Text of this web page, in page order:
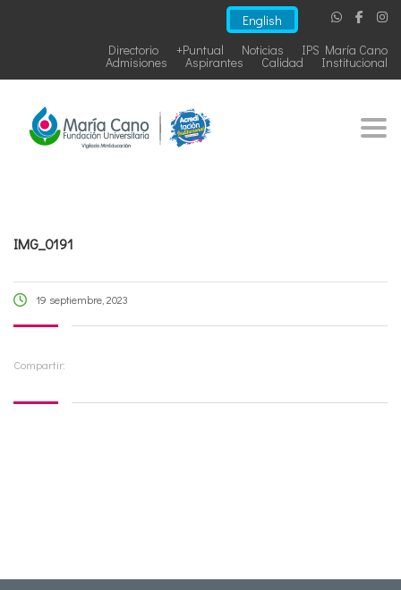
English
IPS María Cano
Noticias
+Puntual
Directorio
Institucional
Calidad
Aspirantes
Admisiones
IMG_0191
19 septiembre, 2023
Compartir: